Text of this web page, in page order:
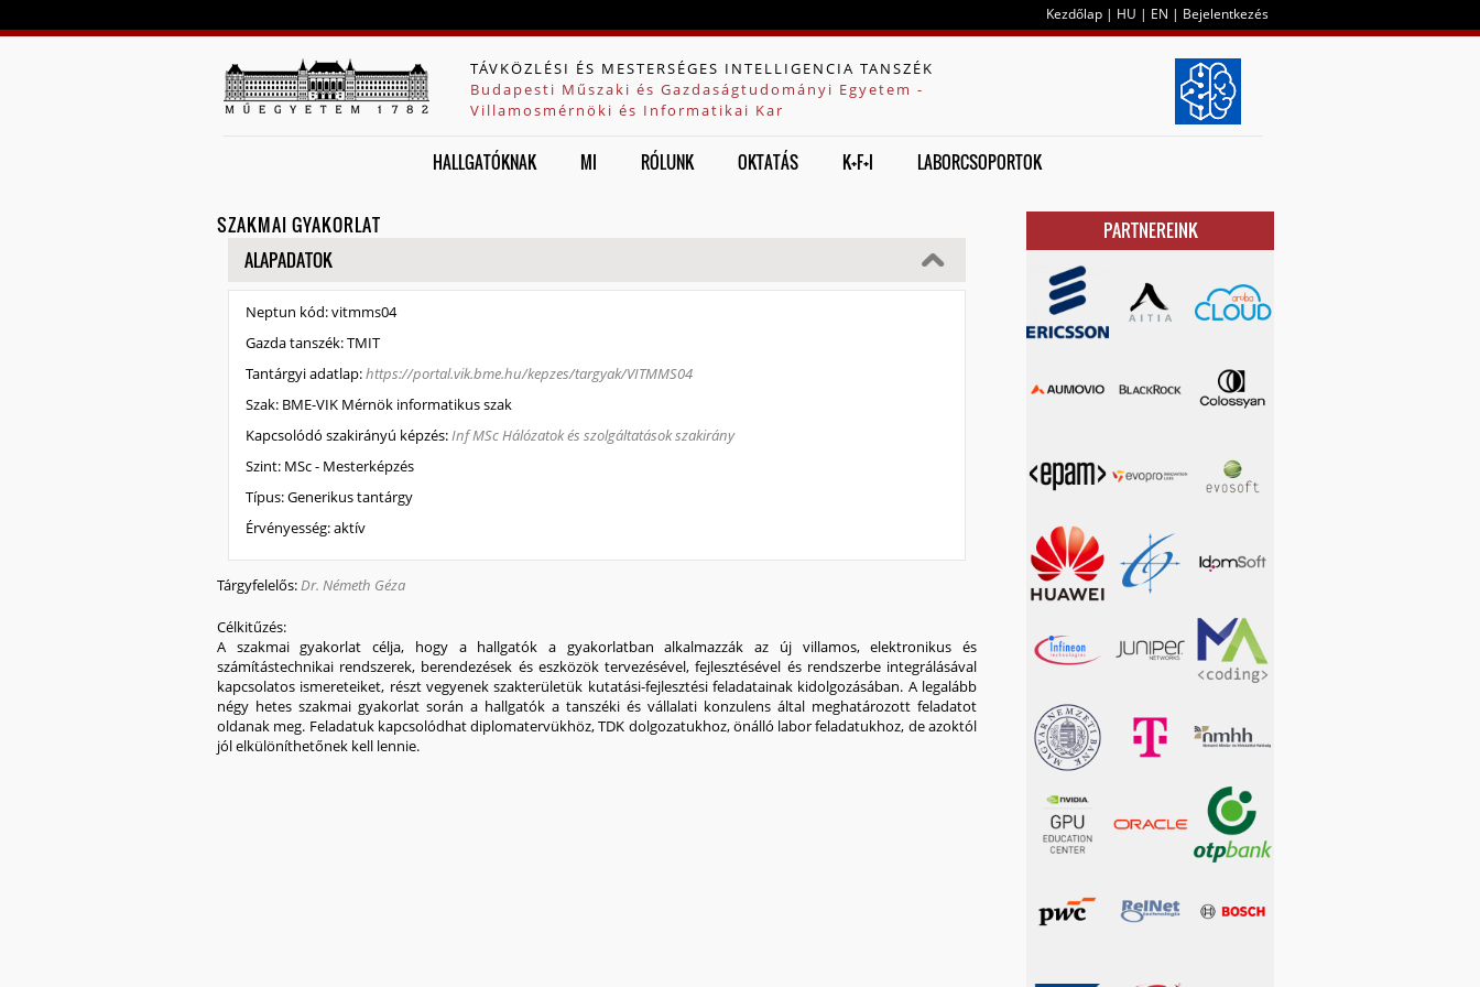
Kezdőlap | HU | EN | Bejelentkezés
TÁVKÖZLÉSI ÉS MESTERSÉGES INTELLIGENCIA TANSZÉK
Budapesti Műszaki és Gazdaságtudományi Egyetem -
Villamosmérnöki és Informatikai Kar
HALLGATÓKNAK MI RÓLUNK OKTATÁS K+F+I LABORCSOPORTOK
SZAKMAI GYAKORLAT
ELREJT
ALAPADATOK
Neptun kód:vitmms04
Gazda tanszék:TMIT
Tantárgyi adatlap:https://portal.vik.bme.hu/kepzes/targyak/VITMMS04
Szak: BME-VIK Mérnök informatikus szak
Kapcsolódó szakirányú képzés: Inf MSc Hálózatok és szolgáltatások szakirány
Szint: MSc - Mesterképzés
Típus:Generikus tantárgy
Érvényesség:aktív
Tárgyfelelős: Dr. Németh Géza
Célkitűzés:
A szakmai gyakorlat célja, hogy a hallgatók a gyakorlatban alkalmazzák az új villamos, elektronikus és
számítástechnikai rendszerek, berendezések és eszközök tervezésével, fejlesztésével és rendszerbe integrálásával
kapcsolatos ismereteiket, részt vegyenek szakterületük kutatási-fejlesztési feladatainak kidolgozásában. A legalább
négy hetes szakmai gyakorlat során a hallgatók a tanszéki és vállalati konzulens által meghatározott feladatot
oldanak meg. Feladatuk kapcsolódhat diplomatervükhöz, TDK dolgozatukhoz, önálló labor feladatukhoz, de azoktól
jól elkülöníthetőnek kell lennie.
PARTNEREINK